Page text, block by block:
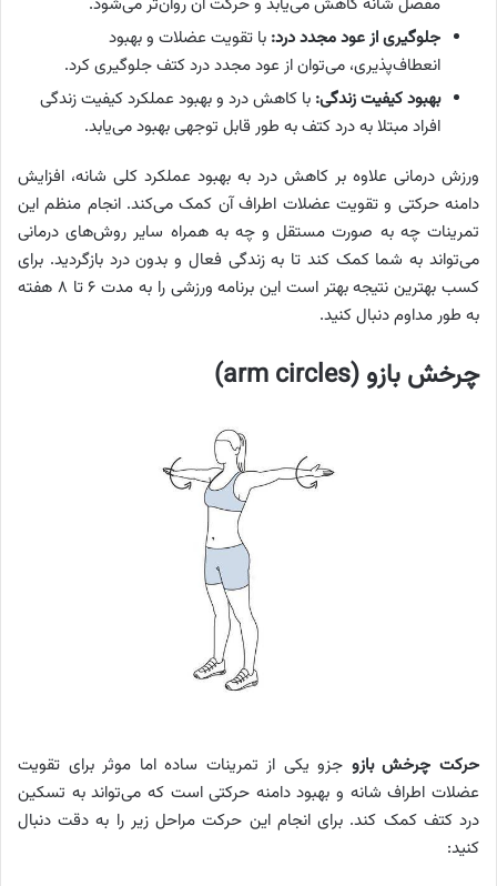
جلوگیری از عود مجدد درد: با تقویت عضلات و بهبود
انعطاف‌پذیری، می‌توان از عود مجدد درد کتف جلوگیری کرد.
بهبود کیفیت زندگی: با کاهش درد و بهبود عملکرد کیفیت زندگی
افراد مبتلا به درد کتف به طور قابل توجهی بهبود می‌یابد.
ورزش درمانی علاوه بر کاهش درد به بهبود عملکرد کلی شانه، افزایش
دامنه حرکتی و تقویت عضلات اطراف آن کمک می‌کند. انجام منظم این
تمرینات چه به صورت مستقل و چه به همراه سایر روش‌های درمانی
می‌تواند به شما کمک کند تا به زندگی فعال و بدون درد بازگردید. برای
کسب بهترین نتیجه بهتر است این برنامه ورزشی را به مدت ۶ تا ۸ هفته
به طور مداوم دنبال کنید.
چرخش بازو (arm circles)
حرکت چرخش بازو جزو یکی از تمرینات ساده اما موثر برای تقویت
عضلات اطراف شانه و بهبود دامنه حرکتی است که می‌تواند به تسکین
درد کتف کمک کند. برای انجام این حرکت مراحل زیر را به دقت دنبال
کنید: